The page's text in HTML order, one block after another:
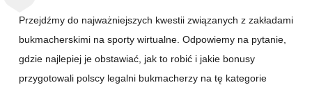
Przejdźmy do najważniejszych kwestii związanych z zakładami
bukmacherskimi na sporty wirtualne. Odpowiemy na pytanie,
gdzie najlepiej je obstawiać, jak to robić i jakie bonusy
przygotowali polscy legalni bukmacherzy na tę kategorie